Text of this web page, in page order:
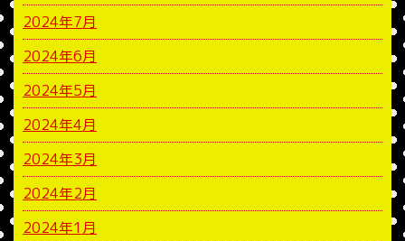
2024年7月
2024年6月
2024年5月
2024年4月
2024年3月
2024年2月
2024年1月